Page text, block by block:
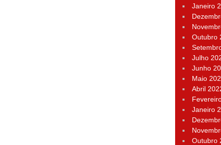
Janeiro
Outubro
Julho
Junho
Maio
Abril
Janeiro
Outubro